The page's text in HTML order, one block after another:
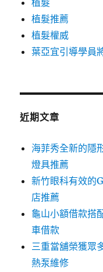
植髮
植髮推薦
植髮權威
葉亞宜引導學員
近期文章
海菲秀全新的隱
燈具推薦
新竹眼科有效的
店推薦
龜山小額借款搭
車借款
三重當舖榮獲眾
熱泵維修